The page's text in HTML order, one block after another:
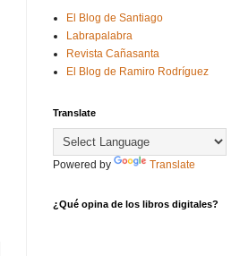
El Blog de Santiago
Labrapalabra
Revista Cañasanta
El Blog de Ramiro Rodríguez
Translate
Powered by Translate
¿Qué opina de los libros digitales?